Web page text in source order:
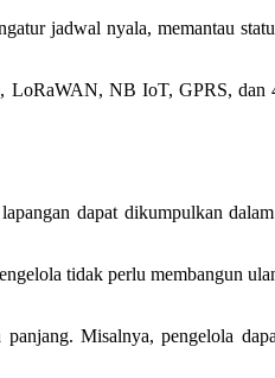
jadwal nyala, memantau
LoRaWAN, NB IoT, GPRS, dan
dapat dikumpulkan
tidak perlu membangun
Misalnya, pengelola